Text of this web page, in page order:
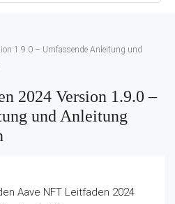
1.9.0 – Umfassende Anleitung und
2024 Version 1.9.0 –
und Anleitung
Aave NFT Leitfaden 2024